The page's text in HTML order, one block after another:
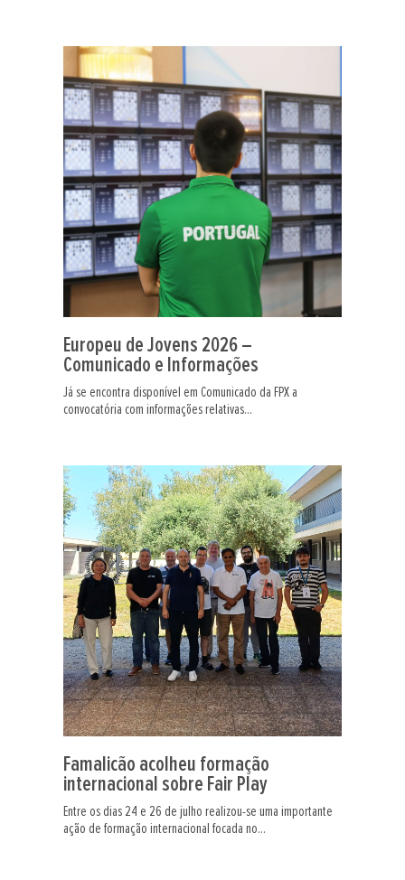
Europeu de Jovens 2026 –
Comunicado e Informações
Já se encontra disponível em Comunicado da FPX a
convocatória com informações relativas...
Famalicão acolheu formação
internacional sobre Fair Play
Entre os dias 24 e 26 de julho realizou-se uma importante
ação de formação internacional focada no...